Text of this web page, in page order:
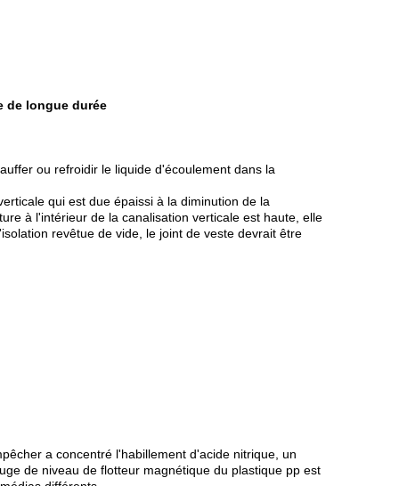
de longue durée
ou refroidir le liquide d'écoulement dans la
qui est due épaissi à la diminution de la
à l'intérieur de la canalisation verticale est haute, elle
revêtue de vide, le joint de veste devrait être
a concentré l'habillement d'acide nitrique, un
de niveau de flotteur magnétique du plastique pp est